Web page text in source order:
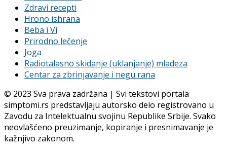
Zdravi recepti
Hrono ishrana
Beba i Vi
Prirodno lečenje
Joga
Radiotalasno skidanje (uklanjanje) mladeza
Centar za zbrinjavanje i negu rana
© 2023 Sva prava zadržana | Svi tekstovi portala
simptomi.rs predstavljaju autorsko delo registrovano u
Zavodu za Intelektualnu svojinu Republike Srbije. Svako
neovlašćeno preuzimanje, kopiranje i presnimavanje je
kažnjivo zakonom.